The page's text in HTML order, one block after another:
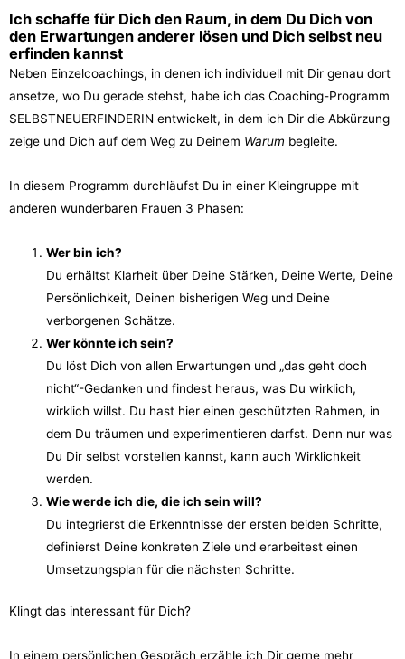
Ich schaffe für Dich den Raum, in dem Du Dich von
den Erwartungen anderer lösen und Dich selbst neu
erfinden kannst
Neben Einzelcoachings, in denen ich individuell mit Dir genau dort
ansetze, wo Du gerade stehst, habe ich das Coaching-Programm
SELBSTNEUERFINDERIN entwickelt, in dem ich Dir die Abkürzung
zeige und Dich auf dem Weg zu Deinem Warum begleite.
In diesem Programm durchläufst Du in einer Kleingruppe mit
anderen wunderbaren Frauen 3 Phasen:
Wer bin ich?
Du erhältst Klarheit über Deine Stärken, Deine Werte, Deine
Persönlichkeit, Deinen bisherigen Weg und Deine
verborgenen Schätze.
Wer könnte ich sein?
Du löst Dich von allen Erwartungen und „das geht doch
nicht“-Gedanken und findest heraus, was Du wirklich,
wirklich willst. Du hast hier einen geschützten Rahmen, in
dem Du träumen und experimentieren darfst. Denn nur was
Du Dir selbst vorstellen kannst, kann auch Wirklichkeit
werden.
Wie werde ich die, die ich sein will?
Du integrierst die Erkenntnisse der ersten beiden Schritte,
definierst Deine konkreten Ziele und erarbeitest einen
Umsetzungsplan für die nächsten Schritte.
Klingt das interessant für Dich?
In einem persönlichen Gespräch erzähle ich Dir gerne mehr